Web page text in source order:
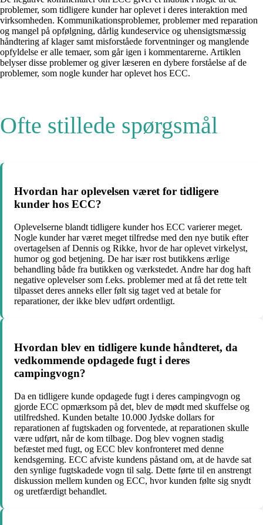
problemer, som tidligere kunder har oplevet i deres interaktion med
virksomheden. Kommunikationsproblemer, problemer med reparation
og mangel på opfølgning, dårlig kundeservice og uhensigtsmæssig
håndtering af klager samt misforståede forventninger og manglende
opfyldelse er alle temaer, som går igen i kommentarerne. Artiklen
belyser disse problemer og giver læseren en dybere forståelse af de
problemer, som nogle kunder har oplevet hos ECC.
Ofte stillede spørgsmål
Hvordan har oplevelsen været for tidligere
kunder hos ECC?
Oplevelserne blandt tidligere kunder hos ECC varierer meget.
Nogle kunder har været meget tilfredse med den nye butik efter
overtagelsen af Dennis og Rikke, hvor de har oplevet virkelyst,
humor og god betjening. De har især rost butikkens ærlige
behandling både fra butikken og værkstedet. Andre har dog haft
negative oplevelser som f.eks. problemer med at få det rette telt
tilpasset deres anneks eller følt sig taget ved at betale for
reparationer, der ikke blev udført ordentligt.
Hvordan blev en tidligere kunde håndteret, da
vedkommende opdagede fugt i deres
campingvogn?
Da en tidligere kunde opdagede fugt i deres campingvogn og
gjorde ECC opmærksom på det, blev de mødt med skuffelse og
utilfredshed. Kunden betalte 10.000 Jydske dollars for
reparationen af fugtskaden og forventede, at reparationen skulle
være udført, når de kom tilbage. Dog blev vognen stadig
befæstet med fugt, og ECC blev konfronteret med denne
kendsgerning. ECC afviste kundens påstand om, at de havde sat
den synlige fugtskadede vogn til salg. Dette førte til en anstrengt
diskussion mellem kunden og ECC, hvor kunden følte sig snydt
og uretfærdigt behandlet.